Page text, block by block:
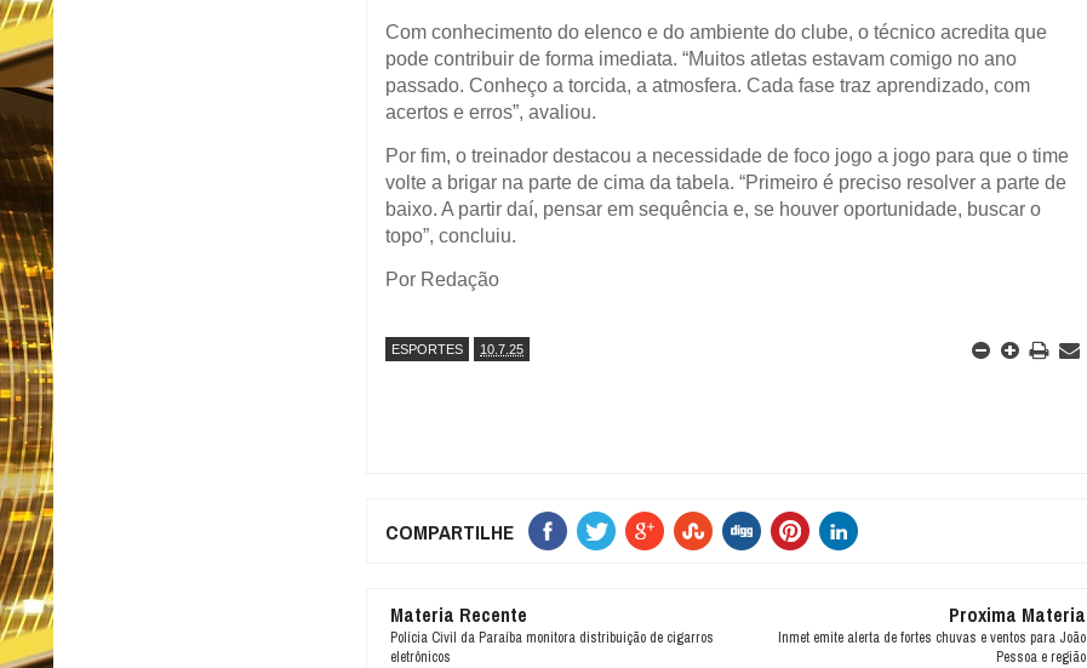
Com conhecimento do elenco e do ambiente do clube, o técnico acredita que
pode contribuir de forma imediata. “Muitos atletas estavam comigo no ano
passado. Conheço a torcida, a atmosfera. Cada fase traz aprendizado, com
acertos e erros”, avaliou.
Por fim, o treinador destacou a necessidade de foco jogo a jogo para que o time
volte a brigar na parte de cima da tabela. “Primeiro é preciso resolver a parte de
baixo. A partir daí, pensar em sequência e, se houver oportunidade, buscar o
topo”, concluiu.
Por Redação
ESPORTES 10.7.25
COMPARTILHE
Materia Recente
Polícia Civil da Paraíba monitora distribuição de cigarros
eletrônicos
Proxima Materia
Inmet emite alerta de fortes chuvas e ventos para João
Pessoa e região